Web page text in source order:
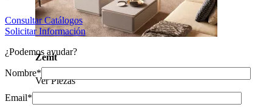
Zenit
Ver Piezas
Consultar Catálogos
Solicitar Información
¿Podemos ayudar?
Nombre*
Email*